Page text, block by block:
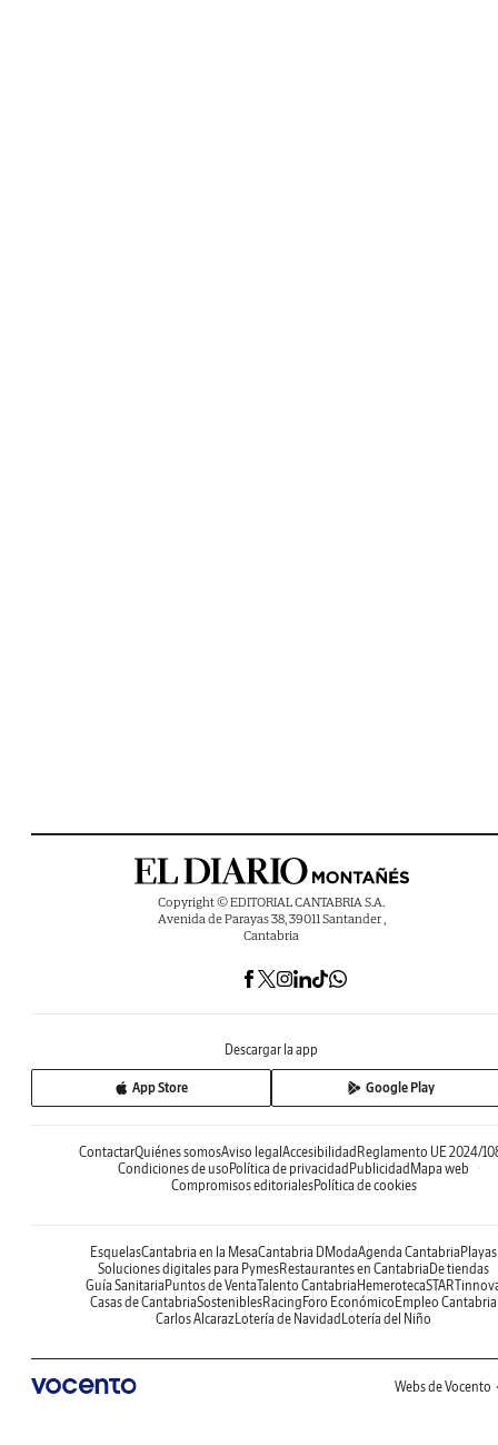
Copyright © EDITORIAL CANTABRIA S.A.
Avenida de Parayas 38, 39011 Santander ,
Cantabria
Descargar la app
App Store Google Play
ContactarQuiénes somosAviso legalAccesibilidadReglamento UE 2024/
Condiciones de usoPolítica de privacidadPublicidadMapa web
Compromisos editorialesPolítica de cookies
EsquelasCantabria en la MesaCantabria DModaAgenda CantabriaPlayas
Soluciones digitales para PymesRestaurantes en CantabriaDe tiendas
Guía SanitariaPuntos de VentaTalento CantabriaHemeroteca
Casas de CantabriaSosteniblesRacingForo EconómicoEmpleo Cantabria
Carlos AlcarazLotería de NavidadLotería del Niño
Webs de Vocento